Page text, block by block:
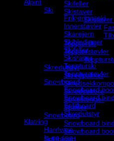
Alpint
Ski
Frikjøringsski
Innerstøvler
Skarejern
Skibindinger
Skifeller
Skistaver
Toppturski
Toppturstøvler
Snowboard
Snowboard
Snowboard
Splitboard
Skredutstyr
Klatring
Hardvare
Is og snø
Skifeller
Skistaver
Toppturski
Toppturstøvler
Skredutstyr
Skredpakker
Skredsøkere
Søkestenger
Spader
Snowboard
Snowboard
Snowboard
Splitboard